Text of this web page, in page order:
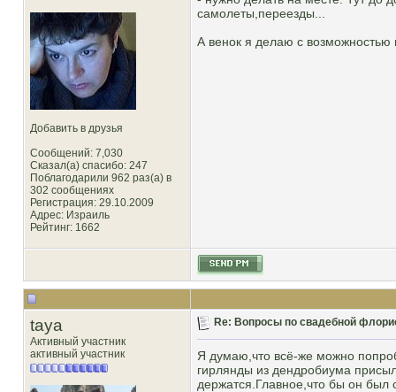
Добавить в друзья
Сообщений: 7,030
Сказал(а) спасибо: 247
Поблагодарили 962 раз(а) в
302 сообщениях
Регистрация: 29.10.2009
Адрес: Израиль
Рейтинг: 1662
самолеты,переезды...
А венок я делаю с
taya
Активный участник
активный участник
Re: Вопросы по свадебной
Я думаю,что всё-же можно
гирлянды из дендробиума
держатся.Главное,что бы он был